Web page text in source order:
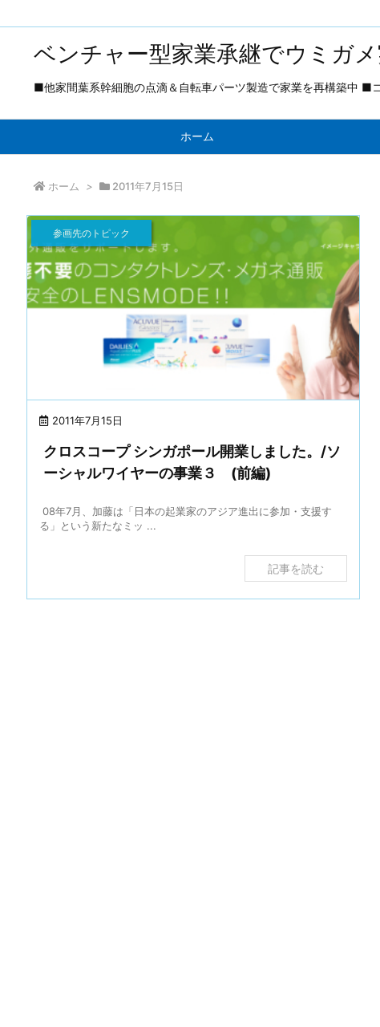
ベンチャー型家業承継でウミガ
■他家間葉系幹細胞の点滴＆自転車パーツ製造で家業を再構築中 ■
ホーム
ホーム > 2011年7月15日
2011年7月15日
参画先のトピック
クロスコープ シンガポール開業しました。/ソ
ーシャルワイヤーの事業３ (前編)
08年7月、加藤は「日本の起業家のアジア進出に参加・支援す
る」という新たなミッ ...
記事を読む